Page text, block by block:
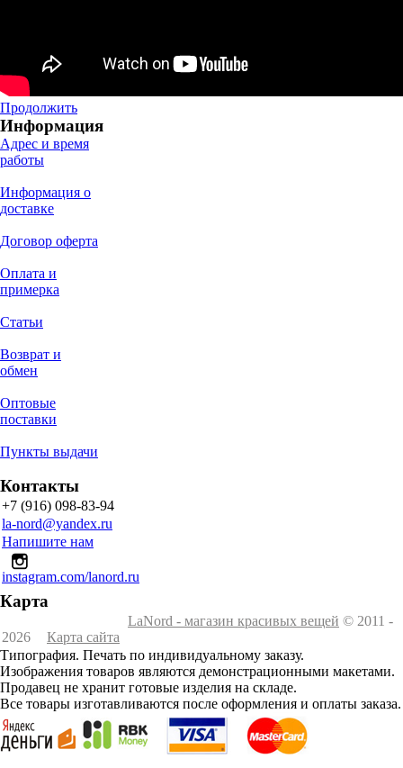
Продолжить
Информация
Адрес и время
работы
Информация о
доставке
Договор оферта
Оплата и
примерка
Статьи
Возврат и
обмен
Оптовые
поставки
Пункты выдачи
Контакты
+7 (916) 098-83-94
la-nord@yandex.ru
Напишите нам
instagram.com/lanord.ru
Карта
LaNord - магазин красивых вещей © 2011 -
2026
Карта сайта
Типография. Печать по индивидуальному заказу.
Изображения товаров являются демонстрационными макетами.
Продавец не хранит готовые изделия на складе.
Все товары изготавливаются после оформления и оплаты заказа.